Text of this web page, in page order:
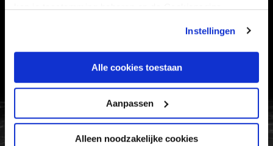
kan je toestemming beheren op de Cookiepagina.
Instellingen
Alle cookies toestaan
Aanpassen
Alleen noodzakelijke cookies
VEELGESTELDE VRAGEN
WERKEN BIJ
VERTROUWENSPERSOON
FC Utrecht<br>vanuit<br>het